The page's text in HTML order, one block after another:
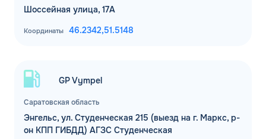
Шоссейная улица, 17А
Координаты 46.2342,51.5148
Саратовская область
GP Vympel
Энгельс, ул. Студенческая 215 (выезд на г. Маркс, р-
он КПП ГИБДД) АГЗС Студенческая